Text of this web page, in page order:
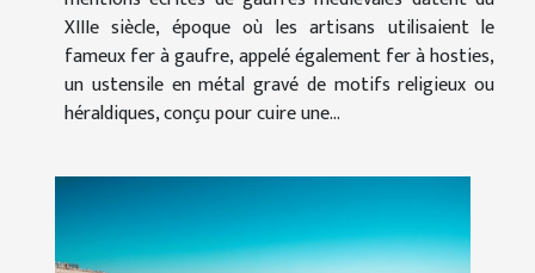
XIIIe siècle, époque où les artisans utilisaient le
fameux fer à gaufre, appelé également fer à hosties,
un ustensile en métal gravé de motifs religieux ou
héraldiques, conçu pour cuire une...